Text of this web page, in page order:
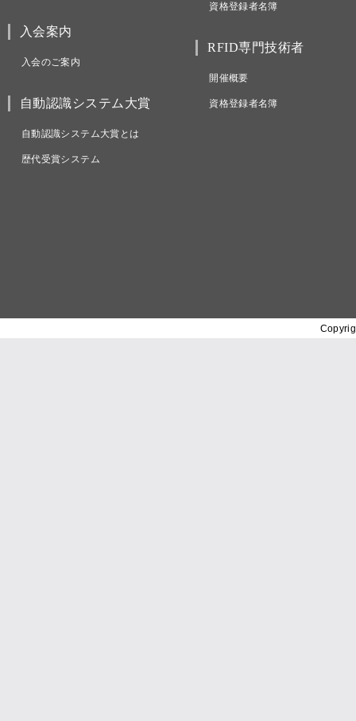
入会案内
入会のご案内
自動認識システム大賞
自動認識システム大賞とは
歴代受賞システム
資格登録者名簿
RFID専門技術者
開催概要
資格登録者名簿